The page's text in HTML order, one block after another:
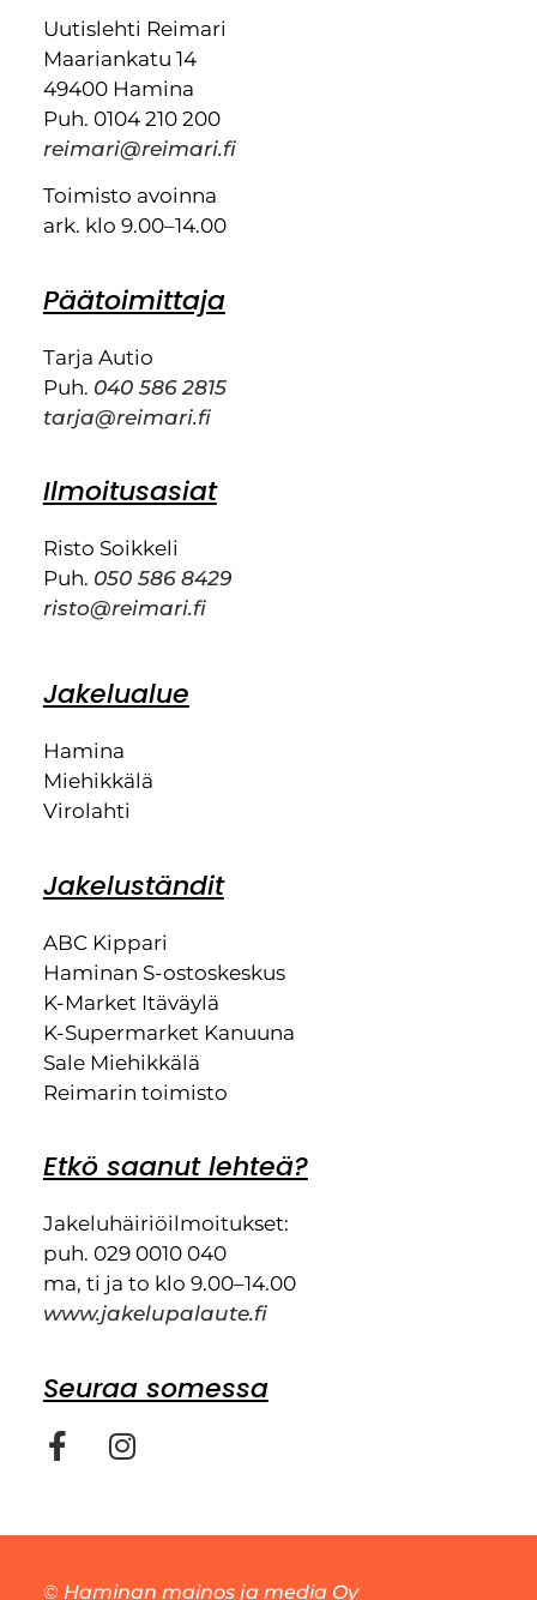
Uutislehti Reimari
Maariankatu 14
49400 Hamina
Puh. 0104 210 200
reimari@reimari.fi
Toimisto avoinna
ark. klo 9.00–14.00
Päätoimittaja
Tarja Autio
Puh. 040 586 2815
tarja@reimari.fi
Ilmoitusasiat
Risto Soikkeli
Puh. 050 586 8429
risto@reimari.fi
Jakelualue
Hamina
Miehikkälä
Virolahti
Jakeluständit
ABC Kippari
Haminan S-ostoskeskus
K-Market Itäväylä
K-Supermarket Kanuuna
Sale Miehikkälä
Reimarin toimisto
Etkö saanut lehteä?
Jakeluhäiriöilmoitukset:
puh. 029 0010 040
ma, ti ja to klo 9.00–14.00
www.jakelupalaute.fi
Seuraa somessa
© Haminan mainos ja media Oy